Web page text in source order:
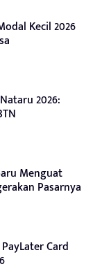
Kecil 2026
2026:
Menguat
Pasarnya
Card